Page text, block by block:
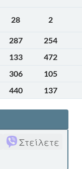
28 2
287
254
133
472
306
105
440 137
Στείλετε